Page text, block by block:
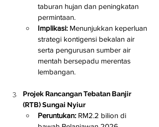
taburan hujan dan peningkatan
permintaan.
Implikasi: Menunjukkan keperluan
strategi kontigensi bekalan air
serta pengurusan sumber air
mentah bersepadu merentas
lembangan.
Projek Rancangan Tebatan Banjir
(RTB) Sungai Nyiur
Peruntukan: RM2.2 bilion di